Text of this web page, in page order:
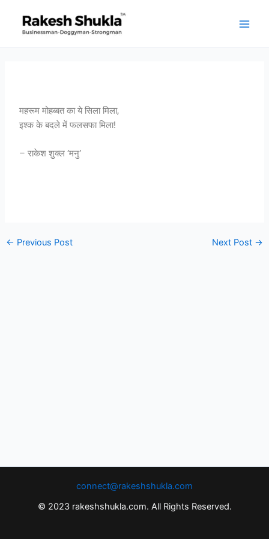
content
महरूम मोहब्बत का ये सिला मिला,
इश्क के बदले में फलसफा मिला!
– राकेश शुक्ल ’मनु’
← Previous Post Next Post →
connect@rakeshshukla.com
© 2023 rakeshshukla.com. All Rights Reserved.